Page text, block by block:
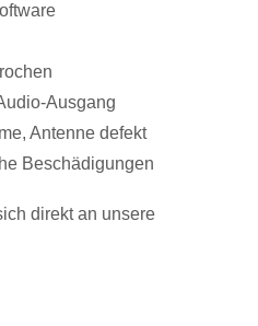
Ausgang
Antenne defekt
Beschädigungen
direkt an unsere